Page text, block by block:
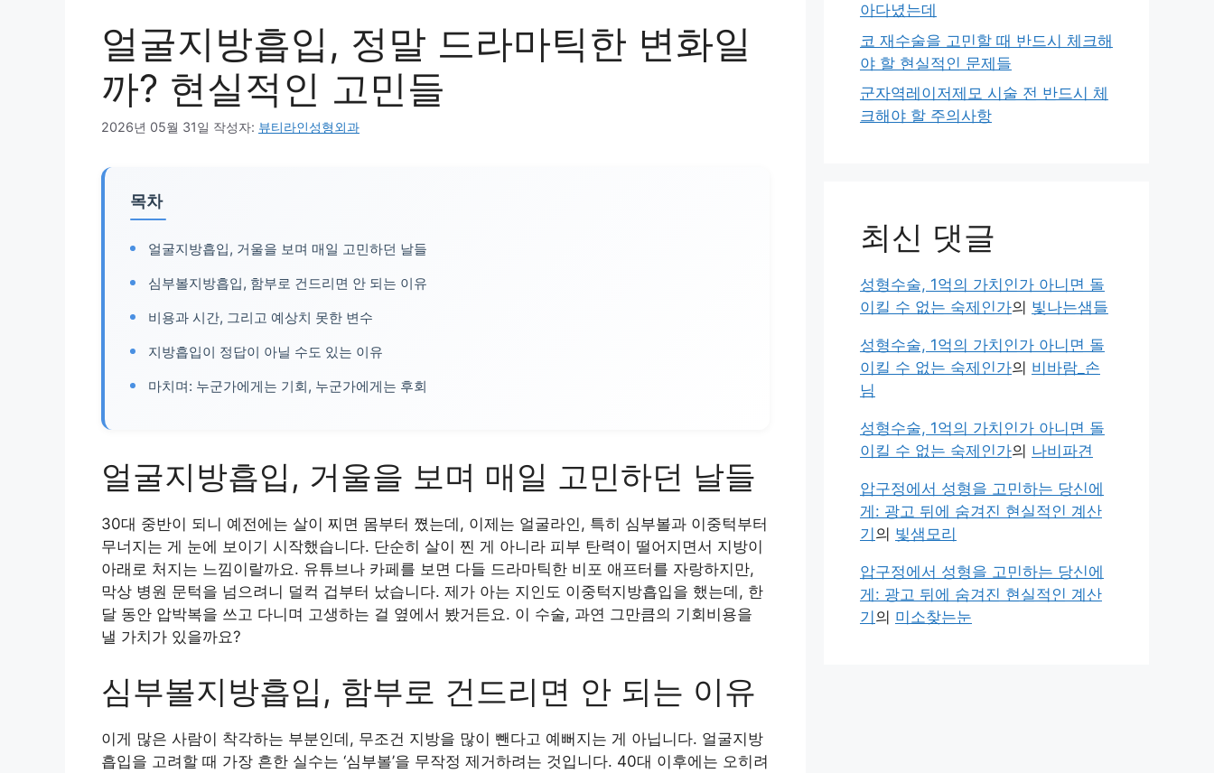
얼굴지방흡입, 정말 드라마틱한 변화일
까? 현실적인 고민들
2026년 05월 31일 작성자: 뷰티라인성형외과
목차
얼굴지방흡입, 거울을 보며 매일 고민하던 날들
심부볼지방흡입, 함부로 건드리면 안 되는 이유
비용과 시간, 그리고 예상치 못한 변수
지방흡입이 정답이 아닐 수도 있는 이유
마치며: 누군가에게는 기회, 누군가에게는 후회
얼굴지방흡입, 거울을 보며 매일 고민하던 날들
30대 중반이 되니 예전에는 살이 찌면 몸부터 쪘는데, 이제는 얼굴라인, 특히 심부볼과 이중턱부터
무너지는 게 눈에 보이기 시작했습니다. 단순히 살이 찐 게 아니라 피부 탄력이 떨어지면서 지방이
아래로 처지는 느낌이랄까요. 유튜브나 카페를 보면 다들 드라마틱한 비포 애프터를 자랑하지만,
막상 병원 문턱을 넘으려니 덜컥 겁부터 났습니다. 제가 아는 지인도 이중턱지방흡입을 했는데, 한
달 동안 압박복을 쓰고 다니며 고생하는 걸 옆에서 봤거든요. 이 수술, 과연 그만큼의 기회비용을
낼 가치가 있을까요?
심부볼지방흡입, 함부로 건드리면 안 되는 이유
이게 많은 사람이 착각하는 부분인데, 무조건 지방을 많이 뺀다고 예뻐지는 게 아닙니다. 얼굴지방
흡입을 고려할 때 가장 흔한 실수는 ‘심부볼’을 무작정 제거하려는 것입니다. 40대 이후에는 오히려
아다녔는데
코 재수술을 고민할 때 반드시 체크해
야 할 현실적인 문제들
군자역레이저제모 시술 전 반드시 체
크해야 할 주의사항
최신 댓글
성형수술, 1억의 가치인가 아니면 돌
이킬 수 없는 숙제인가의 빛나는샘들
성형수술, 1억의 가치인가 아니면 돌
이킬 수 없는 숙제인가의 비바람_손
님
성형수술, 1억의 가치인가 아니면 돌
이킬 수 없는 숙제인가의 나비파견
압구정에서 성형을 고민하는 당신에
게: 광고 뒤에 숨겨진 현실적인 계산
기 의 빛샘모리
압구정에서 성형을 고민하는 당신에
게: 광고 뒤에 숨겨진 현실적인 계산
기 의 미소찾는눈